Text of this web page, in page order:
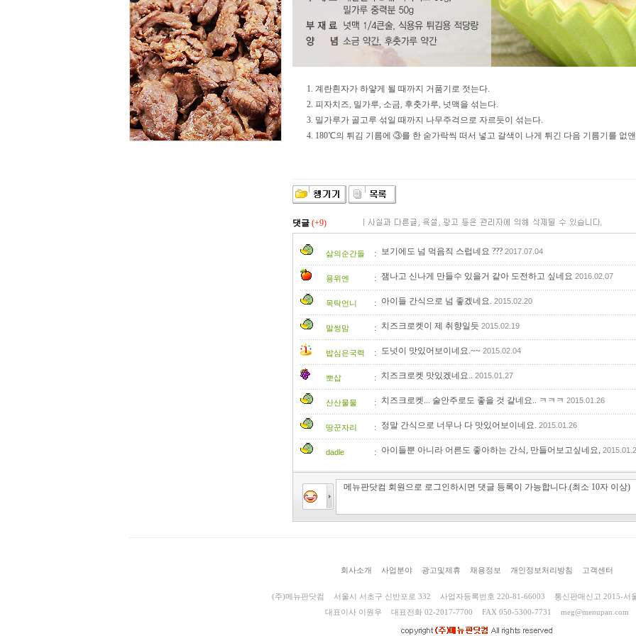
1. 계란흰자가 하얗게 될 때까지 거품기로 젓는다.
2. 피자치즈, 밀가루, 소금, 후춧가루, 넛맥을 섞는다.
3. 밀가루가 골고루 섞일 때까지 나무주걱으로 자르듯이 섞는다.
4. 180℃의 튀김 기름에 ③를 한 숟가락씩 떠서 넣고 갈색이 나게 튀긴 다음 기름기를 없
댓글 (+9)
삶의순간들 : 보기에도 넘 먹음직 스럽네요 ??? 2017.07.04
용위엔 : 잼나고 신나게 만들수 있을거 같아 도전하고 싶네요 2016.02.07
목탁언니 : 아이들 간식으로 넘 좋겠네요. 2015.02.20
말썽맘 : 치즈크로켓이 제 취향일듯 2015.02.19
밥심은국력 : 도넛이 맛있어보이네요.~~ 2015.02.04
뽀삽 : 치즈크로켓 맛있겠네요.. 2015.01.27
산산물물 : 치즈크로켓... 술안주로도 좋을 것 같네요.. ㅋㅋㅋ 2015.01.26
땅꾼자리 : 정말 간식으로 너무나 다 맛있어보이네요. 2015.01.26
dadle : 아이들뿐 아니라 어른도 좋아하는 간식, 만들어보고싶네요,
회사소개 사업분야 광고및제휴 채용정보 개인정보처리방침 고객센터
(주)메뉴판닷컴 서울시 서초구 신반포로 332 사업자등록번호 220-81-66003
통신판매신고 2015-서
대표이사 이원우
대표전화 02-2017-7700 FAX 050-5300-7731 meg@menupan.com